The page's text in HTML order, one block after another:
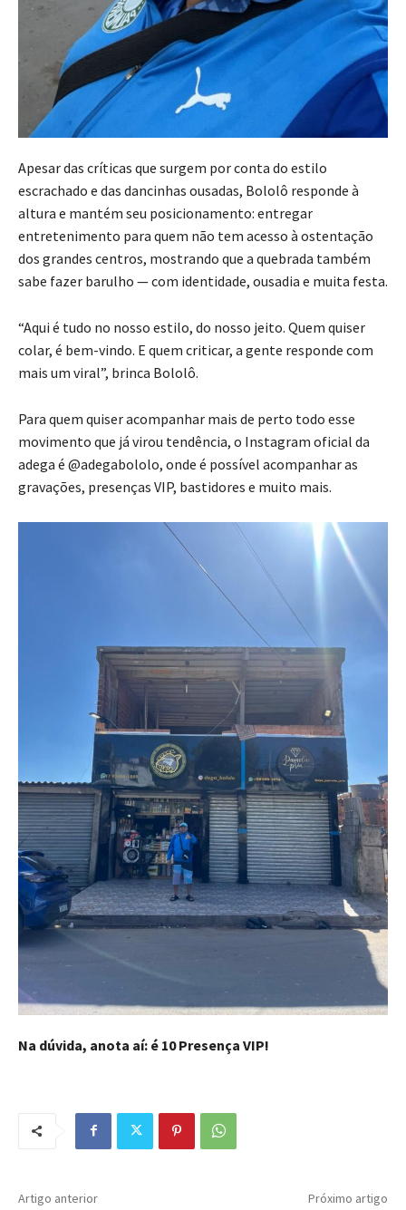
Apesar das críticas que surgem por conta do estilo
escrachado e das dancinhas ousadas, Bololô responde à
altura e mantém seu posicionamento: entregar
entretenimento para quem não tem acesso à ostentação
dos grandes centros, mostrando que a quebrada também
sabe fazer barulho — com identidade, ousadia e muita festa.
“Aqui é tudo no nosso estilo, do nosso jeito. Quem quiser
colar, é bem-vindo. E quem criticar, a gente responde com
mais um viral”, brinca Bololô.
Para quem quiser acompanhar mais de perto todo esse
movimento que já virou tendência, o Instagram oficial da
adega é @adegabololo, onde é possível acompanhar as
gravações, presenças VIP, bastidores e muito mais.
Na dúvida, anota aí: é 10 Presença VIP!
Artigo anterior Próximo artigo